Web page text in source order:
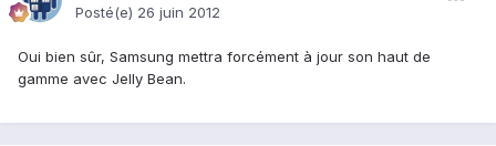
Posté(e) 26 juin 2012
Oui bien sûr, Samsung mettra forcément à jour son haut de
gamme avec Jelly Bean.